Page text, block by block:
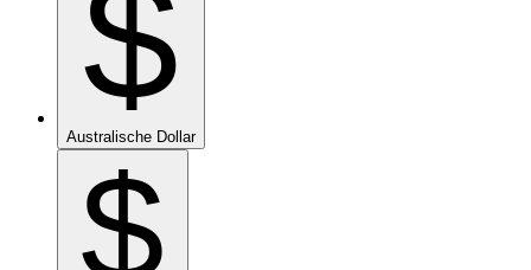
Australische Dollar
$